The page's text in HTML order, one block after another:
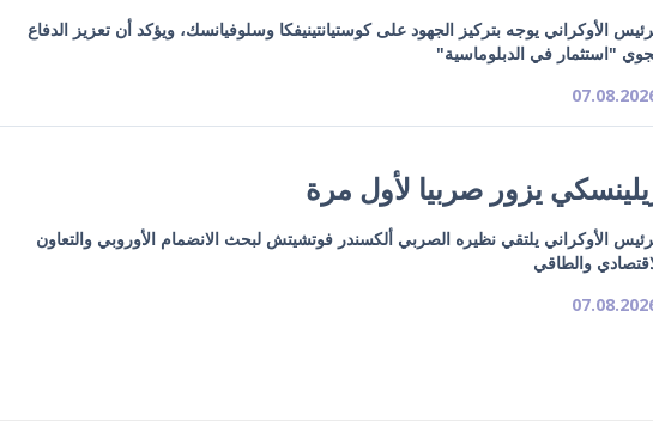
الأوكراني يوجه بتركيز الجهود على كوستيانتينيفكا وسلوفيانسك، ويؤكد أن تعزيز الدفاع
"استثمار في الدبلوماسية"
يزور صربيا لأول مرة
الأوكراني يلتقي نظيره الصربي ألكسندر فوتشيتش لبحث الانضمام الأوروبي والتعاون
والطاقي